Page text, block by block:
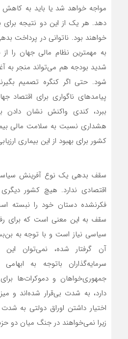
مواجه خواهد شد یا باید به
دهد. هر یک از این دو نتیجه برای
خواهند بود. ناتوانی در پرداخت
به مهمترین نظام مالی جهان را
شدید بودجه هم می‌تواند منجر به
شود. حتی اگر کنگره تصمیم
پیامدهای ناگواری برای اقتصاد
ببرد، کندی واکنش نشان دادن
هشداری نسبت به سلامت مالی
کشور برای بهبود از این بیماری
سقف بدهی یک نوع آفرینش
اقتصادی ندارد. هیچ کشور
فکرنشده دستان خود را نبسته
سقف به این معنی است که برای
سیاسی نیاز است و با توجه به
آن گرفتار شده، نمی‌توان این
سرمایه‌گذاران باتوجه به
جمهوری‌خواهان و دموکرات‌ها
دارد، به شدت بی‌قرار شده‌اند و
اختیار داشتن اوراق دولتی به
زیرا نمی‌خواهند در جنگ میان دو